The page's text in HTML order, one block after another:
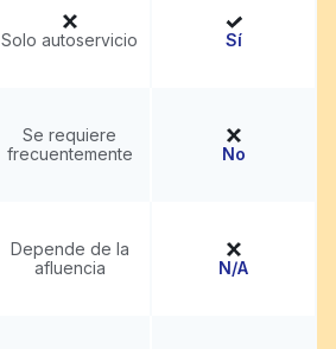
Solo autoservicio Sí
Se requiere
frecuentemente
No
Depende de la
afluencia
N/A